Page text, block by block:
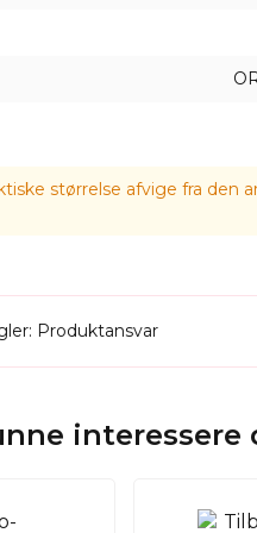
størrelse afvige fra den
Produktansvar
interessere